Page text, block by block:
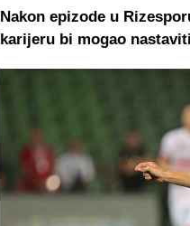
Nakon epizode u
karijeru bi mogao